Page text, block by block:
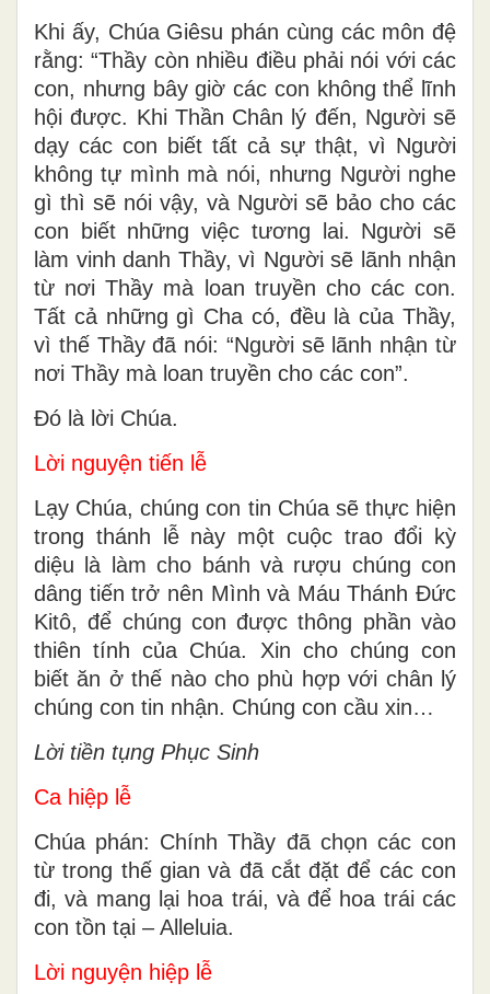
Khi ấy, Chúa Giêsu phán cùng các môn đệ
rằng: “Thầy còn nhiều điều phải nói với các
con, nhưng bây giờ các con không thể lĩnh
hội được. Khi Thần Chân lý đến, Người sẽ
dạy các con biết tất cả sự thật, vì Người
không tự mình mà nói, nhưng Người nghe
gì thì sẽ nói vậy, và Người sẽ bảo cho các
con biết những việc tương lai. Người sẽ
làm vinh danh Thầy, vì Người sẽ lãnh nhận
từ nơi Thầy mà loan truyền cho các con.
Tất cả những gì Cha có, đều là của Thầy,
vì thế Thầy đã nói: “Người sẽ lãnh nhận từ
nơi Thầy mà loan truyền cho các con”.
Ðó là lời Chúa.
Lời nguyện tiến lễ
Lạy Chúa, chúng con tin Chúa sẽ thực hiện
trong thánh lễ này một cuộc trao đổi kỳ
diệu là làm cho bánh và rượu chúng con
dâng tiến trở nên Mình và Máu Thánh Ðức
Kitô, để chúng con được thông phần vào
thiên tính của Chúa. Xin cho chúng con
biết ăn ở thế nào cho phù hợp với chân lý
chúng con tin nhận. Chúng con cầu xin…
Lời tiền tụng Phục Sinh
Ca hiệp lễ
Chúa phán: Chính Thầy đã chọn các con
từ trong thế gian và đã cắt đặt để các con
đi, và mang lại hoa trái, và để hoa trái các
con tồn tại – Alleluia.
Lời nguyện hiệp lễ